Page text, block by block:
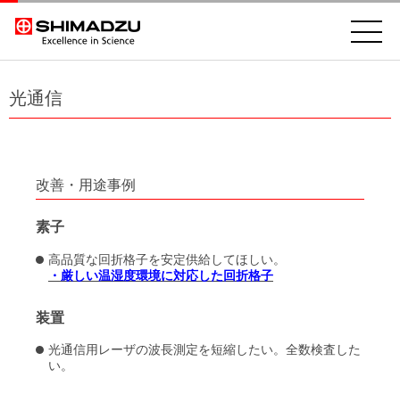
光通信
改善・用途事例
素子
高品質な回折格子を安定供給してほしい。
・厳しい温湿度環境に対応した回折格子
装置
光通信用レーザの波長測定を短縮したい。全数検査した
い。